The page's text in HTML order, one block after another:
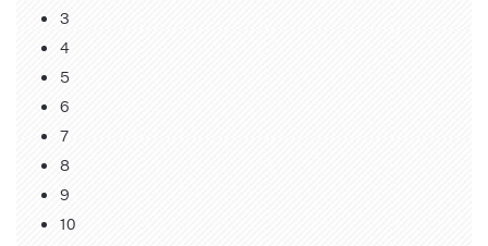
3
4
5
6
7
8
9
10